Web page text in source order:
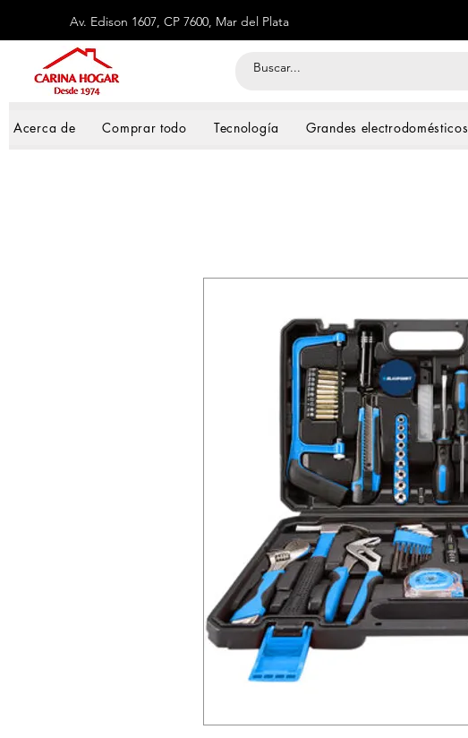
Av. Edison 1607, CP 7600, Mar del Plata
Acerca de Comprar todo Tecnología Grandes electrodomésticos